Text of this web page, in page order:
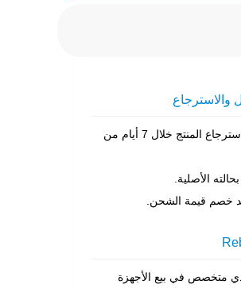
والاسترجاع
يحق لك استبدال أو استرجاع المنتج خلال 7 أيام من
الأصلية.
خصم قيمة الشحن.
متخصص في بيع الأجهزة